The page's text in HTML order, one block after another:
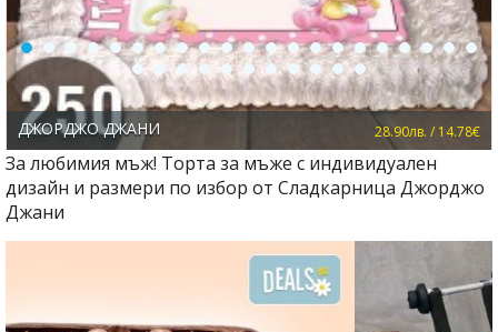
ДЖОРДЖО ДЖАНИ 28.90лв. / 14.78€
За любимия мъж! Торта за мъже с индивидуален
дизайн и размери по избор от Сладкарница Джорджо
Джани